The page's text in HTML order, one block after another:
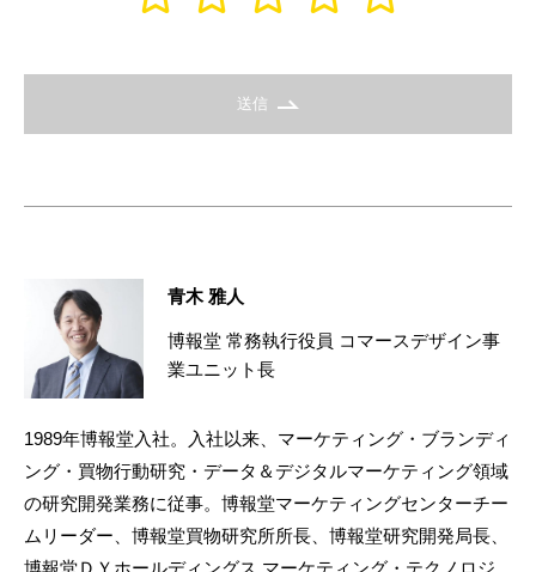
送信
青木 雅人
博報堂 常務執行役員 コマースデザイン事
業ユニット長
1989年博報堂入社。入社以来、マーケティング・ブランディ
ング・買物行動研究・データ＆デジタルマーケティング領域
の研究開発業務に従事。博報堂マーケティングセンターチー
ムリーダー、博報堂買物研究所所長、博報堂研究開発局長、
博報堂ＤＹホールディングス マーケティング・テクノロジ